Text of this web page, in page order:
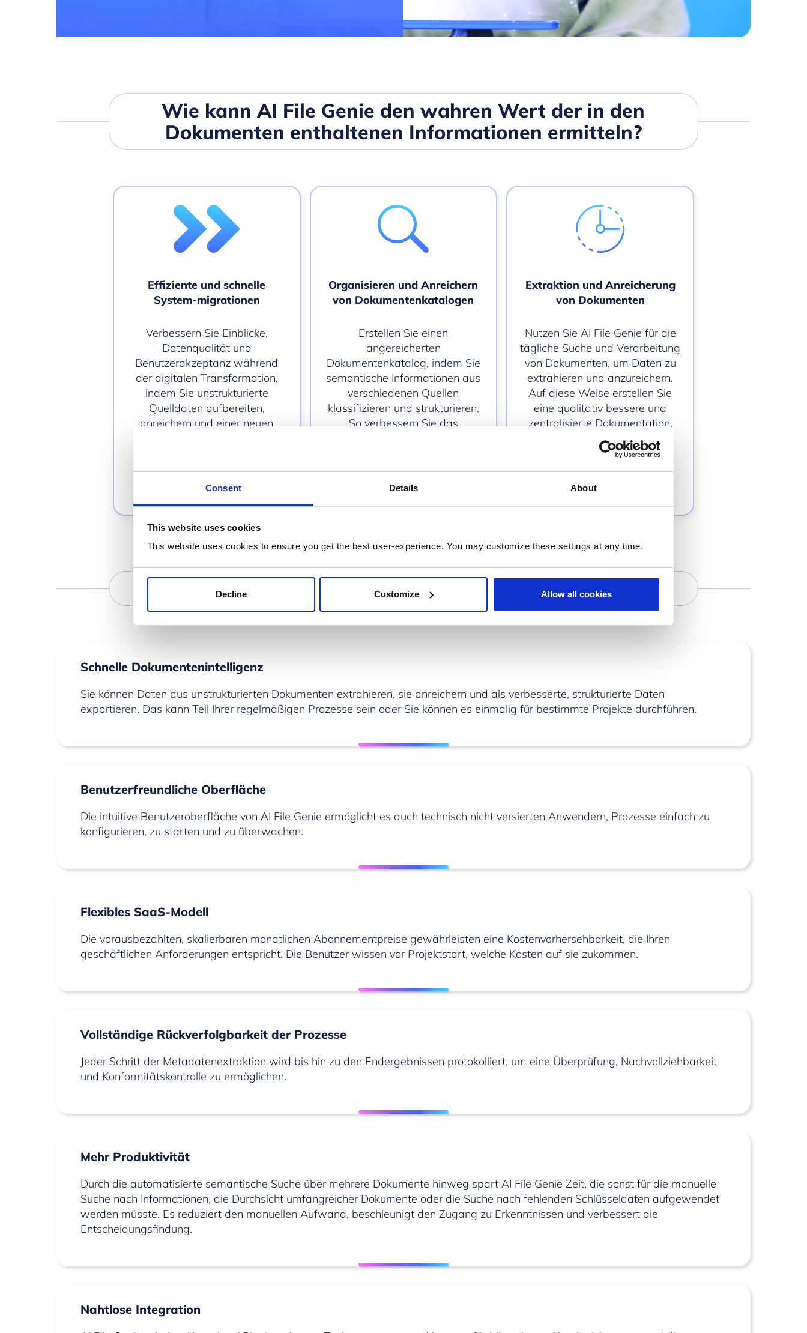
Consent Details About
This website uses cookies
This website uses cookies to ensure you get the best user-experience. You may customize these settings at any time.
Decline Customize Allow all cookies
Wie kann AI File Genie den wahren Wert der in den
Dokumenten enthaltenen Informationen ermitteln?
Effiziente und schnelle
System-migrationen
Verbessern Sie Einblicke,
Datenqualität und
Benutzerakzeptanz während
der digitalen Transformation,
indem Sie unstrukturierte
Quelldaten aufbereiten,
anreichern und einer neuen
Organisieren und Anreichern
von Dokumentenkatalogen
Erstellen Sie einen
angereicherten
Dokumentenkatalog, indem Sie
semantische Informationen aus
verschiedenen Quellen
klassifizieren und strukturieren.
So verbessern Sie das
Extraktion und Anreicherung
von Dokumenten
Nutzen Sie AI File Genie für die
tägliche Suche und Verarbeitung
von Dokumenten, um Daten zu
extrahieren und anzureichern.
Auf diese Weise erstellen Sie
eine qualitativ bessere und
zentralisierte Dokumentation.
Funktionen – AI File Genie
Schnelle Dokumentenintelligenz
Sie können Daten aus unstrukturierten Dokumenten extrahieren, sie anreichern und als verbesserte, strukturierte Daten
exportieren. Das kann Teil Ihrer regelmäßigen Prozesse sein oder Sie können es einmalig für bestimmte Projekte durchführen.
Benutzerfreundliche Oberfläche
Die intuitive Benutzeroberfläche von AI File Genie ermöglicht es auch technisch nicht versierten Anwendern, Prozesse einfach zu
konfigurieren, zu starten und zu überwachen.
Flexibles SaaS-Modell
Die vorausbezahlten, skalierbaren monatlichen Abonnementpreise gewährleisten eine Kostenvorhersehbarkeit, die Ihren
geschäftlichen Anforderungen entspricht. Die Benutzer wissen vor Projektstart, welche Kosten auf sie zukommen.
Vollständige Rückverfolgbarkeit der Prozesse
Jeder Schritt der Metadatenextraktion wird bis hin zu den Endergebnissen protokolliert, um eine Überprüfung, Nachvollziehbarkeit
und Konformitätskontrolle zu ermöglichen.
Mehr Produktivität
Durch die automatisierte semantische Suche über mehrere Dokumente hinweg spart AI File Genie Zeit, die sonst für die manuelle
Suche nach Informationen, die Durchsicht umfangreicher Dokumente oder die Suche nach fehlenden Schlüsseldaten aufgewendet
werden müsste. Es reduziert den manuellen Aufwand, beschleunigt den Zugang zu Erkenntnissen und verbessert die
Entscheidungsfindung.
Nahtlose Integration